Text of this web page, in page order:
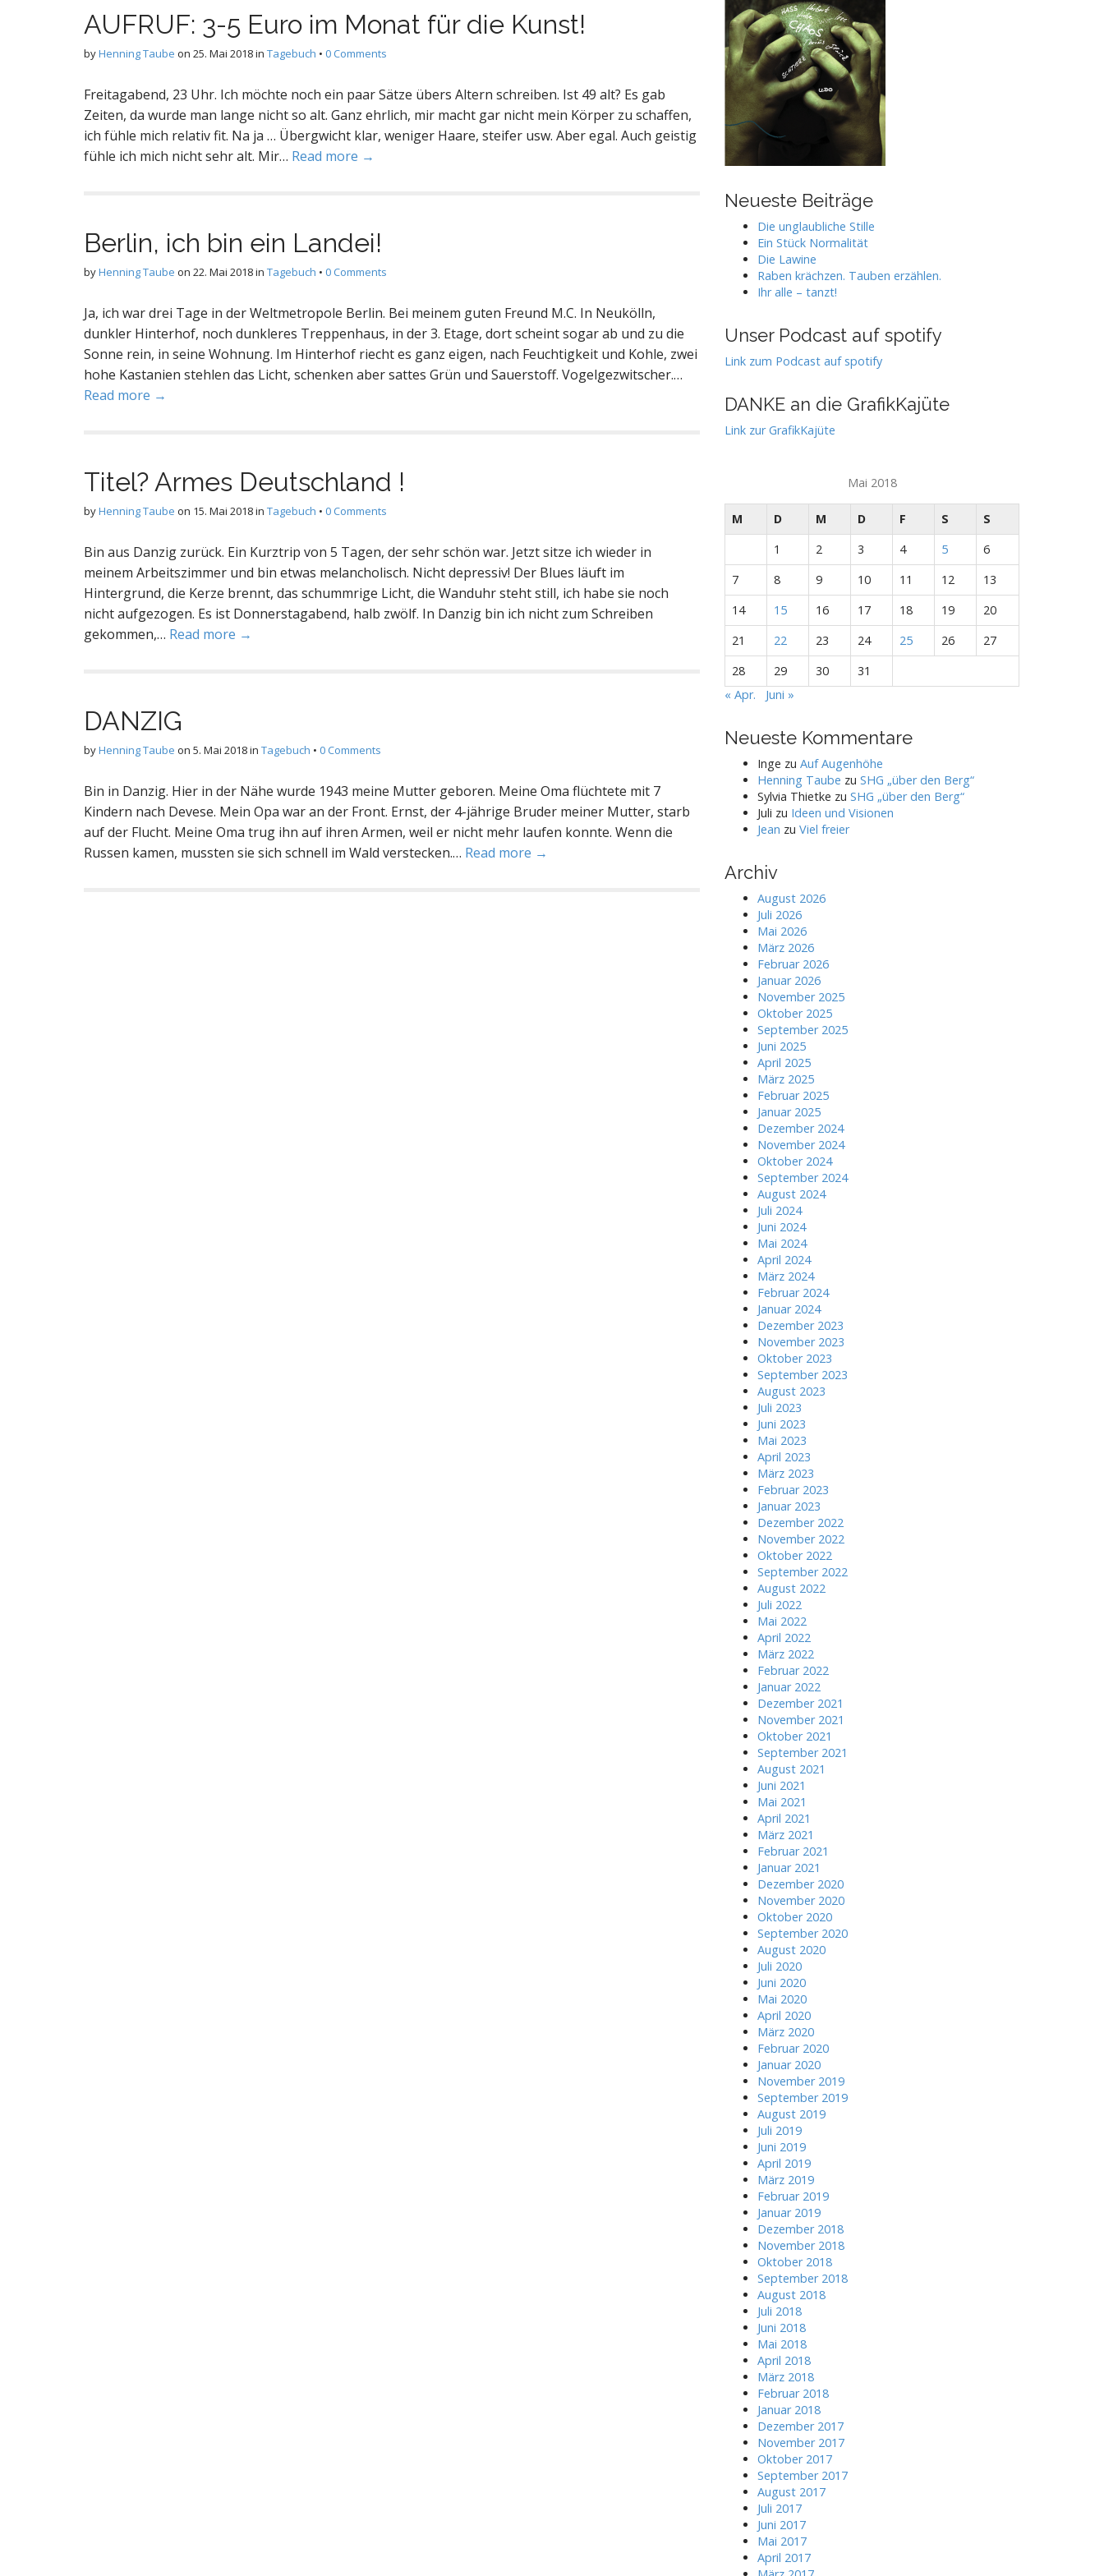
AUFRUF: 3-5 Euro im Monat für die Kunst!
byHenning Taube on 25. Mai 2018in Tagebuch • 0 Comments
Freitagabend, 23 Uhr. Ich möchte noch ein paar Sätze übers Altern schreiben. Ist 49 alt? Es gab
Zeiten, da wurde man lange nicht so alt. Ganz ehrlich, mir macht gar nicht mein Körper zu schaffen,
ich fühle mich relativ fit. Na ja … Übergwicht klar, weniger Haare, steifer usw. Aber egal. Auch geistig
fühle ich mich nicht sehr alt. Mir… Read more →
Berlin, ich bin ein Landei!
byHenning Taube on 22. Mai 2018in Tagebuch • 0 Comments
Ja, ich war drei Tage in der Weltmetropole Berlin. Bei meinem guten Freund M.C. In Neukölln,
dunkler Hinterhof, noch dunkleres Treppenhaus, in der 3. Etage, dort scheint sogar ab und zu die
Sonne rein, in seine Wohnung. Im Hinterhof riecht es ganz eigen, nach Feuchtigkeit und Kohle, zwei
hohe Kastanien stehlen das Licht, schenken aber sattes Grün und Sauerstoff. Vogelgezwitscher.…
Read more →
Titel? Armes Deutschland !
byHenning Taube on 15. Mai 2018in Tagebuch • 0 Comments
Bin aus Danzig zurück. Ein Kurztrip von 5 Tagen, der sehr schön war. Jetzt sitze ich wieder in
meinem Arbeitszimmer und bin etwas melancholisch. Nicht depressiv! Der Blues läuft im
Hintergrund, die Kerze brennt, das schummrige Licht, die Wanduhr steht still, ich habe sie noch
nicht aufgezogen. Es ist Donnerstagabend, halb zwölf. In Danzig bin ich nicht zum Schreiben
gekommen,… Read more →
DANZIG
byHenning Taube on 5. Mai 2018in Tagebuch • 0 Comments
Bin in Danzig. Hier in der Nähe wurde 1943 meine Mutter geboren. Meine Oma flüchtete mit 7
Kindern nach Devese. Mein Opa war an der Front. Ernst, der 4-jährige Bruder meiner Mutter, starb
auf der Flucht. Meine Oma trug ihn auf ihren Armen, weil er nicht mehr laufen konnte. Wenn die
Russen kamen, mussten sie sich schnell im Wald verstecken.… Read more →
Neueste Beiträge
Die unglaubliche Stille
Ein Stück Normalität
Die Lawine
Raben krächzen. Tauben erzählen.
Ihr alle – tanzt!
Unser Podcast auf spotify
Link zum Podcast auf spotify
DANKE an die GrafikKajüte
Link zur GrafikKajüte
Mai 2018
M D M D F S
S
1
2 3 4 5
6
7
8 9 10 11 12
13
14
15 16 17 18 19
20
21
22 23 24 25 26
27
28
29 30
31
« Apr.
Juni »
Neueste Kommentare
Inge zu Auf Augenhöhe
Henning Taube zu SHG „über den Berg“
Sylvia Thietke zu SHG „über den Berg“
Juli zu Ideen und Visionen
Jean zu Viel freier
Archiv
August 2026
Juli 2026
Mai 2026
März 2026
Februar 2026
Januar 2026
November 2025
Oktober 2025
September 2025
Juni 2025
April 2025
März 2025
Februar 2025
Januar 2025
Dezember 2024
November 2024
Oktober 2024
September 2024
August 2024
Juli 2024
Juni 2024
Mai 2024
April 2024
März 2024
Februar 2024
Januar 2024
Dezember 2023
November 2023
Oktober 2023
September 2023
August 2023
Juli 2023
Juni 2023
Mai 2023
April 2023
März 2023
Februar 2023
Januar 2023
Dezember 2022
November 2022
Oktober 2022
September 2022
August 2022
Juli 2022
Mai 2022
April 2022
März 2022
Februar 2022
Januar 2022
Dezember 2021
November 2021
Oktober 2021
September 2021
August 2021
Juni 2021
Mai 2021
April 2021
März 2021
Februar 2021
Januar 2021
Dezember 2020
November 2020
Oktober 2020
September 2020
August 2020
Juli 2020
Juni 2020
Mai 2020
April 2020
März 2020
Februar 2020
Januar 2020
November 2019
September 2019
August 2019
Juli 2019
Juni 2019
April 2019
März 2019
Februar 2019
Januar 2019
Dezember 2018
November 2018
Oktober 2018
September 2018
August 2018
Juli 2018
Juni 2018
Mai 2018
April 2018
März 2018
Februar 2018
Januar 2018
Dezember 2017
November 2017
Oktober 2017
September 2017
August 2017
Juli 2017
Juni 2017
Mai 2017
April 2017